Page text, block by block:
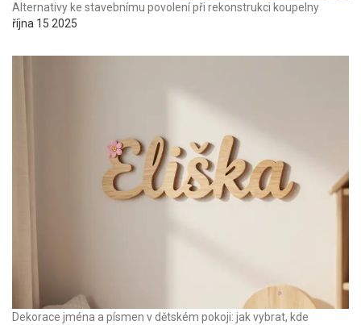
Alternativy ke stavebnímu povolení při rekonstrukci koupelny
října 15 2025
Dekorace jména a písmen v dětském pokoji: jak vybrat, kde